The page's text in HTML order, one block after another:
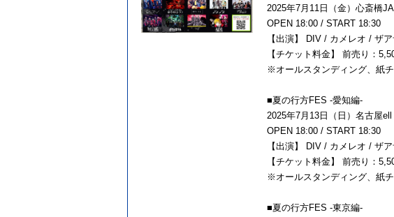
2025年7月11日（金）心斎橋
OPEN 18:00 / START 18:30
【出演】 DIV / カメレオ / ザ
【チケット料金】 前売り：
※オールスタンディング、紙
■夏の行方FES -愛知編-
2025年7月13日（日）名古屋ell
OPEN 18:00 / START 18:30
【出演】 DIV / カメレオ / ザ
【チケット料金】 前売り：
※オールスタンディング、紙
■夏の行方FES -東京編-